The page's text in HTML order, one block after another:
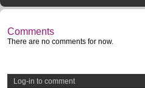
Comments
There are no comments for now.
Log-in to comment